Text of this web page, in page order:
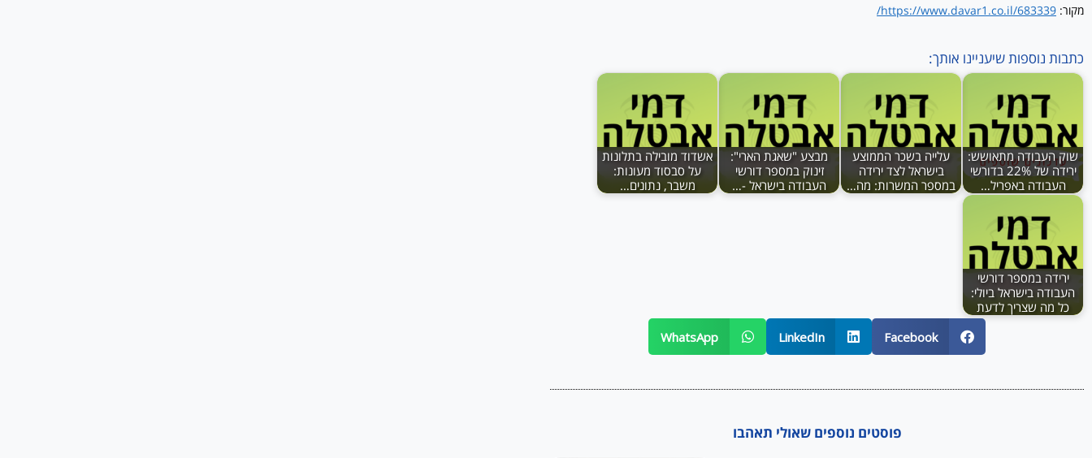
מקור: https://www.davar1.co.il/683339/
כתבות נוספות שיעניינו אותך:
שוק העבודה מתאושש:
ירידה של 22% בדורשי
העבודה באפריל…
עלייה בשכר הממוצע
בישראל לצד ירידה
במספר המשרות: מה…
מבצע "שאגת הארי":
זינוק במספר דורשי
העבודה בישראל -…
אשדוד מובילה בתלונות
על סבסוד מעונות:
משבר, נתונים…
ירידה במספר דורשי
העבודה בישראל ביולי:
כל מה שצריך לדעת
Facebook
LinkedIn
WhatsApp
פוסטים נוספים שאולי תאהבו